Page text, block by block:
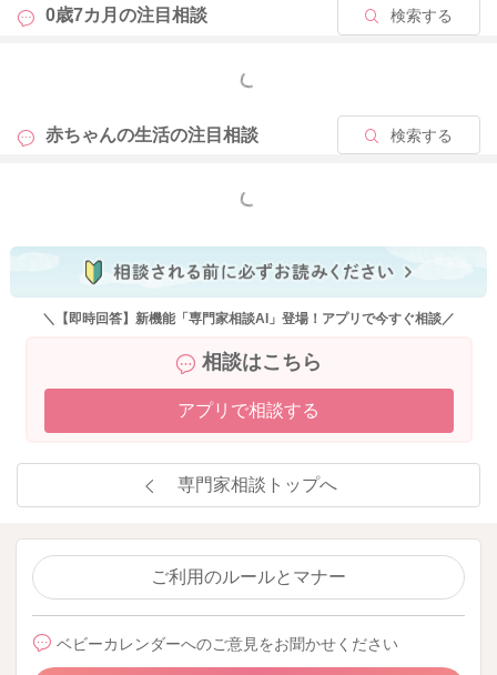
0歳7カ月の注目相談 検索する
もっと見る
赤ちゃんの生活の注目相談 検索する
もっと見る
＼【即時回答】新機能「専門家相談AI」登場！アプリで今すぐ相談／
相談はこちら
アプリで相談する
専門家相談トップへ
ご利用のルールとマナー
ベビーカレンダーへのご意見をお聞かせください